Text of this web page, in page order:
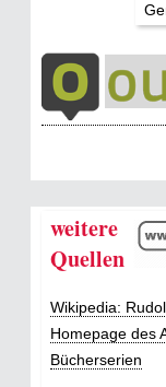
weitere
Quellen
Wikipedia:
Homepage des
Bücherserien